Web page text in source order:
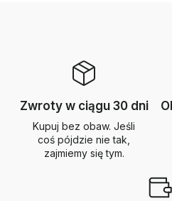
Zwroty w ciągu 30 dni
Kupuj bez obaw. Jeśli
coś pójdzie nie tak,
zajmiemy się tym.